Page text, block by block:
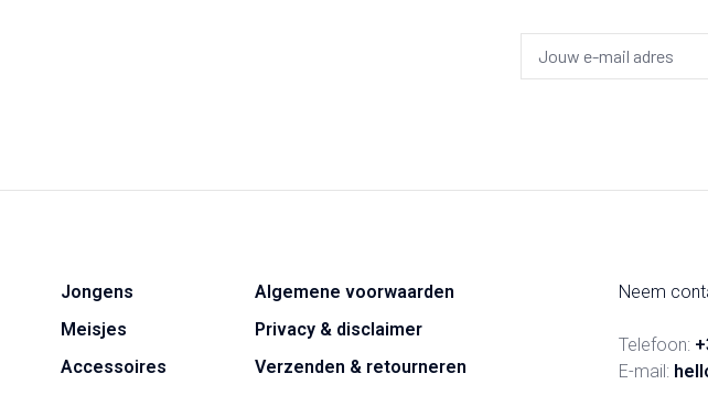
Jongens
Meisjes
Accessoires
Algemene voorwaarden
Privacy & disclaimer
Verzenden & retourneren
Neem
Telefoon:
E-mail: